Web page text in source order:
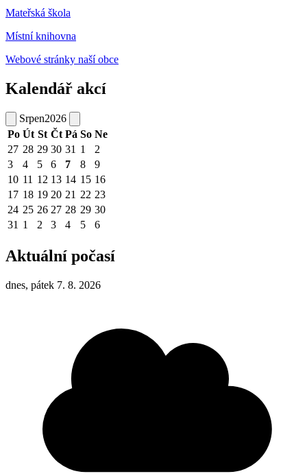
Mateřská škola
Místní knihovna
Webové stránky naší obce
Kalendář akcí
Srpen2026
Po Út St Čt Pá So Ne
27 28 29 30 31 1
2
3
4 5 6 7 8
9
10 11 12 13 14 15 16
17 18 19 20 21 22 23
24 25 26 27 28 29 30
31 1 2 3 4 5 6
Aktuální počasí
dnes, pátek 7. 8. 2026